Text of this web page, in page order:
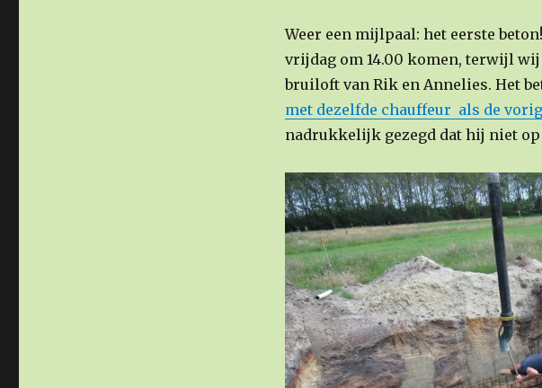
Weer een mijlpaal: het eerste
vrijdag om 14.00 komen, terwijl wij
bruiloft van Rik en Annelies. Het
met dezelfde chauffeur als de
nadrukkelijk gezegd dat hij niet